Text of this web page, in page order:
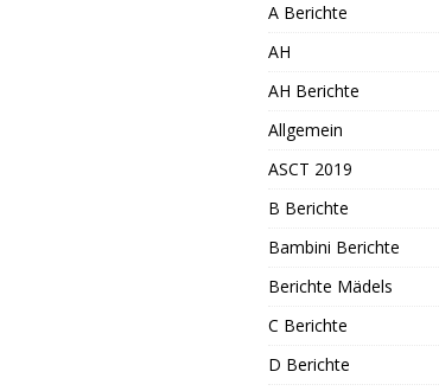
A Berichte
AH
AH Berichte
Allgemein
ASCT 2019
B Berichte
Bambini Berichte
Berichte Mädels
C Berichte
D Berichte